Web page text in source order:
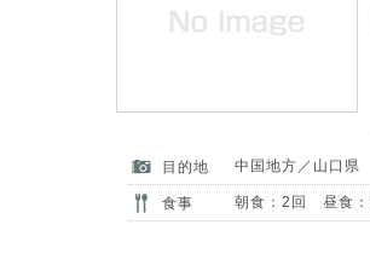
目的地 中国地方／山口県
食事 朝食：2回 昼食